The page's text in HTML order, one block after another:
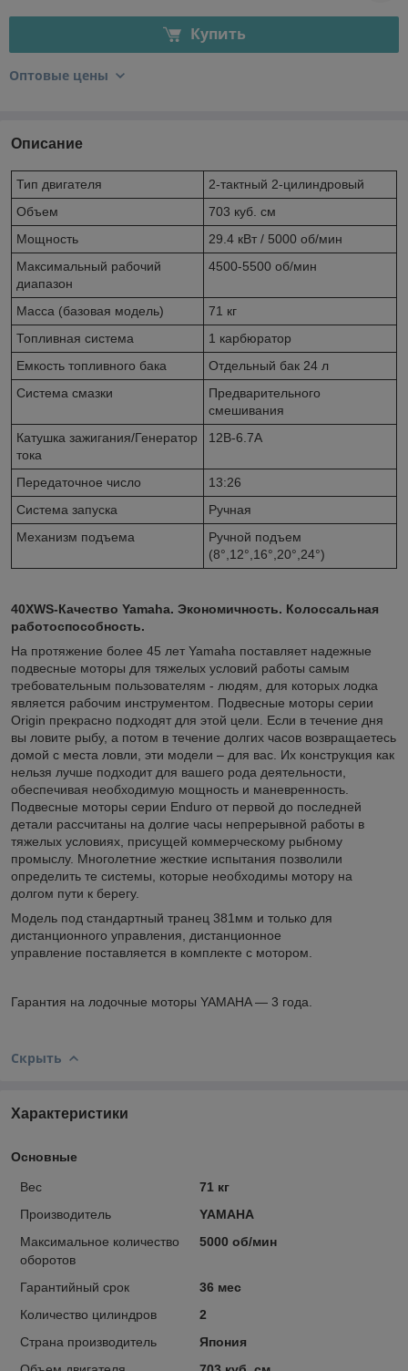
Купить
Оптовые цены
Описание
Тип двигателя
2-тактный 2-цилиндровый
Объем
703 куб. см
Мощность
29.4 кВт / 5000 об/мин
Максимальный рабочий
диапазон
4500-5500 об/мин
Масса (базовая модель)
71 кг
Топливная система
1 карбюратор
Емкость топливного бака
Отдельный бак 24 л
Система смазки
Предварительного
смешивания
Катушка зажигания/Генератор
тока
12В-6.7A
Передаточное число
13:26
Система запуска
Ручная
Механизм подъема
Ручной подъем
(8°,12°,16°,20°,24°)
40XWS-Качество Yamaha. Экономичность. Колоссальная
работоспособность.
На протяжение более 45 лет Yamaha поставляет надежные
подвесные моторы для тяжелых условий работы самым
требовательным пользователям - людям, для которых лодка
является рабочим инструментом. Подвесные моторы серии
Origin прекрасно подходят для этой цели. Если в течение дня
вы ловите рыбу, а потом в течение долгих часов возвращаетесь
домой с места ловли, эти модели – для вас. Их конструкция как
нельзя лучше подходит для вашего рода деятельности,
обеспечивая необходимую мощность и маневренность.
Подвесные моторы серии Enduro от первой до последней
детали рассчитаны на долгие часы непрерывной работы в
тяжелых условиях, присущей коммерческому рыбному
промыслу. Многолетние жесткие испытания позволили
определить те системы, которые необходимы мотору на
долгом пути к берегу.
Модель под стандартный транец 381мм и только для
дистанционного управления, дистанционное
управление поставляется в комплекте с мотором.
Гарантия на лодочные моторы YAMAHA ― 3 года.
Скрыть
Характеристики
Основные
Вес
71 кг
Производитель
YAMAHA
Максимальное количество
оборотов
5000 об/мин
Гарантийный срок
36 мес
Количество цилиндров
2
Страна производитель
Япония